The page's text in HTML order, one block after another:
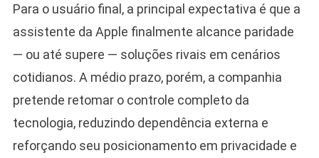
Para o usuário final, a principal expectativa é que a
assistente da Apple finalmente alcance paridade
— ou até supere — soluções rivais em cenários
cotidianos. A médio prazo, porém, a companhia
pretende retomar o controle completo da
tecnologia, reduzindo dependência externa e
reforçando seu posicionamento em privacidade e